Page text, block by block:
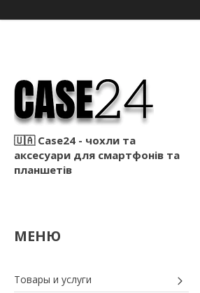
🇺🇦 Case24 - чохли та
аксесуари для смартфонів та
планшетів
Товары и услуги